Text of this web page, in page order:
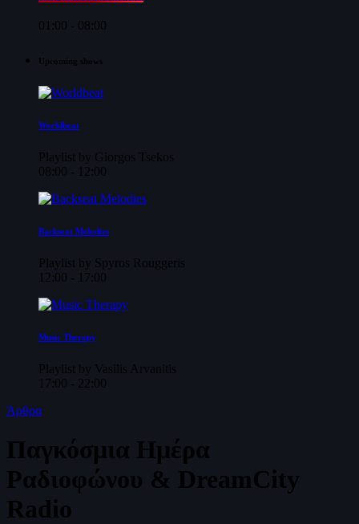
01:00 - 08:00
Upcoming shows
Worldbeat
Playlist by Giorgos Tsekos
08:00 - 12:00
Backseat Melodies
Playlist by Spyros Rouggeris
12:00 - 17:00
Music Therapy
Playlist by Vasilis Arvanitis
17:00 - 22:00
Άρθρα
Παγκόσμια Ημέρα
Ραδιοφώνου & DreamCity
Radio